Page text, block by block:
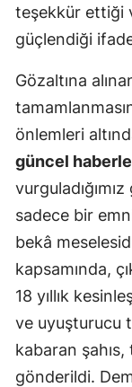
teşekkür ettiği
güçlendiği
Gözaltına
önlemleri
güncel
sadece bir
bekâ
kapsamında,
18 yıllık
ve uyuşturucu
kabaran
gönderildi.